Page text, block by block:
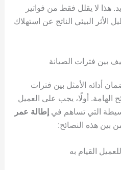
هذا لا يقلل فقط من فواتير
الأثر البيئي الناتج عن استهلاك
بين فترات الصيانة
أدائه الأمثل بين فترات
الهامة. أولًا، يجب على العميل
التي تساهم في إطالة عمر
بين هذه النصائح:
القيام به